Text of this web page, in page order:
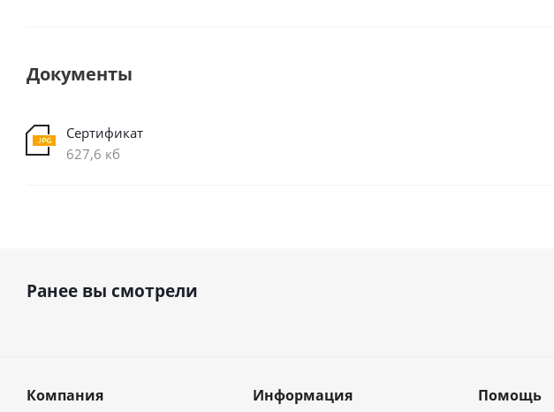
Документы
Сертификат
627,6 кб
Ранее вы смотрели
Компания Информация Помощь